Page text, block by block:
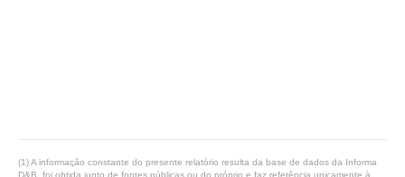
(1) A informação constante do presente relatório resulta da base de dados da Informa
D&B, foi obtida junto de fontes públicas ou do próprio e faz referência unicamente à